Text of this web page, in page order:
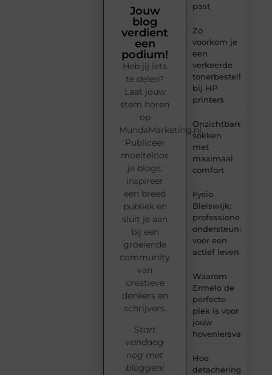
past
Zo
voorkom je
een
verkeerde
tonerbestelling
bij HP
printers
Onzichtbare
sokken
met
maximaal
comfort
Fysio
Bleiswijk:
professionele
ondersteuning
voor een
actief leven
Waarom
Ermelo de
perfecte
plek is voor
jouw
Hoe
detachering
Jouw
blog
verdient
een
podium!
Heb jij iets
te delen?
Laat jouw
stem horen
op
MundaMarketing.nl.
Publiceer
moeiteloos
je blogs,
inspireer
een breed
publiek en
sluit je aan
bij een
groeiende
community
van
creatieve
denkers en
schrijvers.
Start
vandaag
nog met
bloggen!